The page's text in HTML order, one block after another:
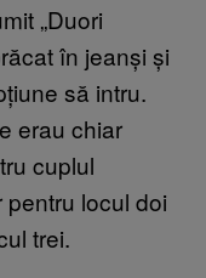
„Duori
în jeanși și
să intru.
erau chiar
cuplul
locul doi
trei.